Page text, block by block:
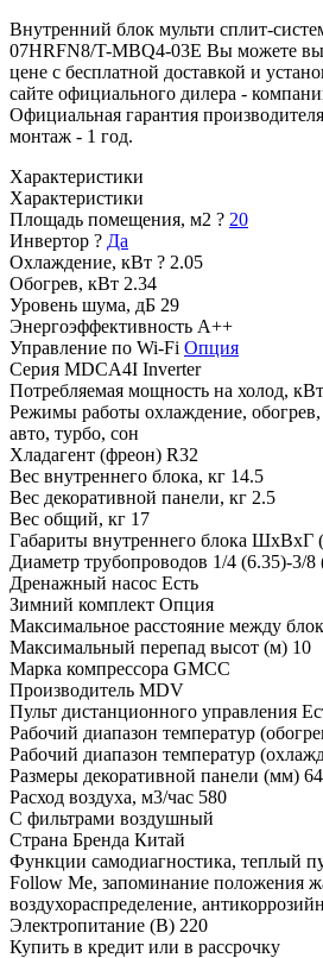
Внутренний блок мульти сплит-
07HRFN8/T-MBQ4-03E Вы можете
цене с бесплатной доставкой и
сайте официального дилера -
Официальная гарантия
монтаж - 1 год.
Характеристики
Характеристики
Площадь помещения, м2 ? 20
Инвертор ? Да
Охлаждение, кВт ? 2.05
Обогрев, кВт 2.34
Уровень шума, дБ 29
Энергоэффективность A++
Управление по Wi-Fi Опция
Серия MDCA4I Inverter
Потребляемая мощность на холод, кВт
Режимы работы охлаждение,
авто, турбо, сон
Хладагент (фреон) R32
Вес внутреннего блока, кг 14.5
Вес декоративной панели, кг 2.5
Вес общий, кг 17
Габариты внутреннего блока ШхВхГ
Диаметр трубопроводов 1/4 (6.35)-3/8
Дренажный насос Есть
Зимний комплект Опция
Максимальное расстояние между
Максимальный перепад высот (м) 10
Марка компрессора GMCC
Производитель MDV
Пульт дистанционного управления
Рабочий диапазон температур
Рабочий диапазон температур
Размеры декоративной панели (мм)
Расход воздуха, м3/час 580
С фильтрами воздушный
Страна Бренда Китай
Функции самодиагностика, теплый
Follow Me, запоминание положения
воздухораспределение,
Электропитание (В) 220
Купить в кредит или в рассрочку